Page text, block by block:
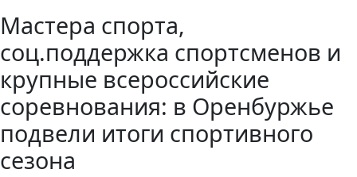
Мастера спорта,
соц.поддержка спортсменов и
крупные всероссийские
соревнования: в Оренбуржье
подвели итоги спортивного
сезона